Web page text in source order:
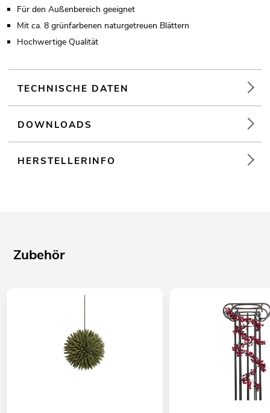
Für den Außenbereich geeignet
Mit ca. 8 grünfarbenen naturgetreuen Blättern
Hochwertige Qualität
TECHNISCHE DATEN
DOWNLOADS
HERSTELLERINFO
Zubehör